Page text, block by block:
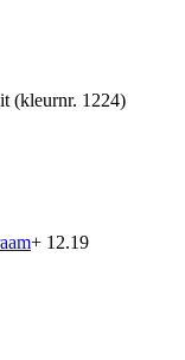
(kleurnr. 1224)
+ 12.19